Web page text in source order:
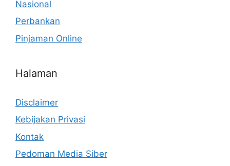
Nasional
Perbankan
Pinjaman Online
Halaman
Disclaimer
Kebijakan Privasi
Kontak
Pedoman Media Siber